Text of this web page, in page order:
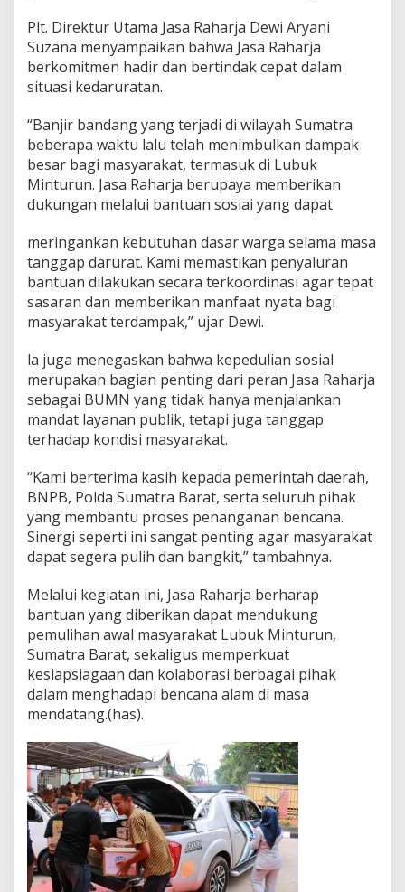
Plt. Direktur Utama Jasa Raharja Dewi Aryani
Suzana menyampaikan bahwa Jasa Raharja
berkomitmen hadir dan bertindak cepat dalam
situasi kedaruratan.
“Banjir bandang yang terjadi di wilayah Sumatra
beberapa waktu lalu telah menimbulkan dampak
besar bagi masyarakat, termasuk di Lubuk
Minturun. Jasa Raharja berupaya memberikan
dukungan melalui bantuan sosiai yang dapat
meringankan kebutuhan dasar warga selama masa
tanggap darurat. Kami memastikan penyaluran
bantuan dilakukan secara terkoordinasi agar tepat
sasaran dan memberikan manfaat nyata bagi
masyarakat terdampak,” ujar Dewi.
la juga menegaskan bahwa kepedulian sosial
merupakan bagian penting dari peran Jasa Raharja
sebagai BUMN yang tidak hanya menjalankan
mandat layanan publik, tetapi juga tanggap
terhadap kondisi masyarakat.
“Kami berterima kasih kepada pemerintah daerah,
BNPB, Polda Sumatra Barat, serta seluruh pihak
yang membantu proses penanganan bencana.
Sinergi seperti ini sangat penting agar masyarakat
dapat segera pulih dan bangkit,” tambahnya.
Melalui kegiatan ini, Jasa Raharja berharap
bantuan yang diberikan dapat mendukung
pemulihan awal masyarakat Lubuk Minturun,
Sumatra Barat, sekaligus memperkuat
kesiapsiagaan dan kolaborasi berbagai pihak
dalam menghadapi bencana alam di masa
mendatang.(has).